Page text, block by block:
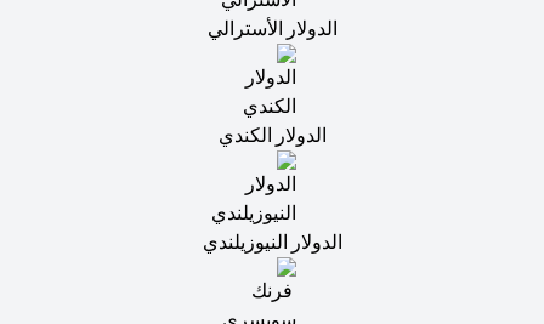
الدولار الأسترالي
الدولار الكندي
الدولار النيوزيلندي